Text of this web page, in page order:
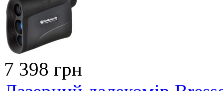
7 398 грн